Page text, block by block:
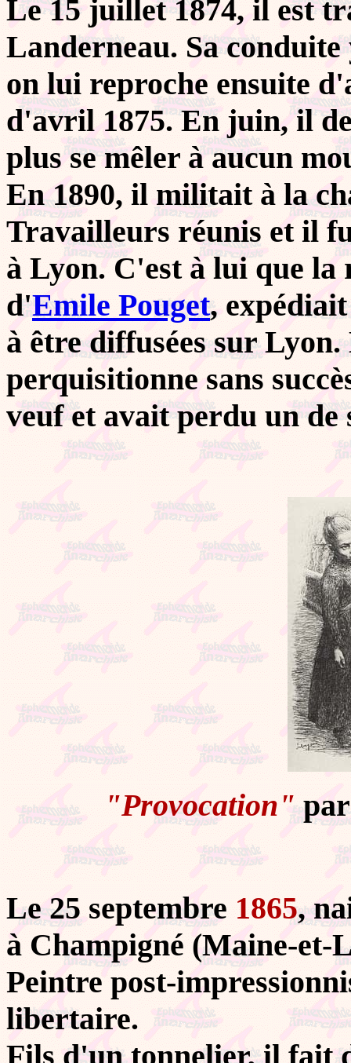
Le 15 juillet 1874, il est
Landerneau. Sa
on lui reproche ensuite
d'avril 1875. En juin, il
plus se mêler à aucun
En 1890, il militait à la
Travailleurs réunis et il
à Lyon. C'est à lui que
d'Emile Pouget,
à être diffusées sur
perquisitionne sans
veuf et avait perdu un de
"Provocation"par
Le 25 septembre 1865,
à Champigné (Maine-et-
Peintre post-
libertaire.
Fils d'un tonnelier, il fait